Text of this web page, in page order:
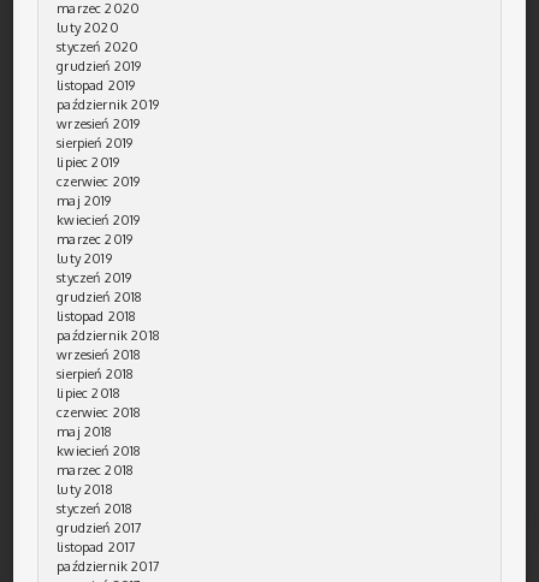
marzec 2020
luty 2020
styczeń 2020
grudzień 2019
listopad 2019
październik 2019
wrzesień 2019
sierpień 2019
lipiec 2019
czerwiec 2019
maj 2019
kwiecień 2019
marzec 2019
luty 2019
styczeń 2019
grudzień 2018
listopad 2018
październik 2018
wrzesień 2018
sierpień 2018
lipiec 2018
czerwiec 2018
maj 2018
kwiecień 2018
marzec 2018
luty 2018
styczeń 2018
grudzień 2017
listopad 2017
październik 2017